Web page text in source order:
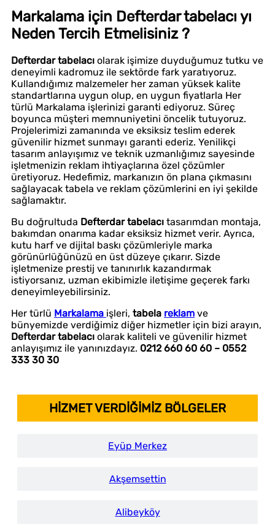
Markalama için Defterdar tabelacı yı
Neden Tercih Etmelisiniz ?
Defterdar tabelacı olarak işimize duyduğumuz tutku ve
deneyimli kadromuz ile sektörde fark yaratıyoruz.
Kullandığımız malzemeler her zaman yüksek kalite
standartlarına uygun olup, en uygun fiyatlarla Her
türlü Markalama işlerinizi garanti ediyoruz. Süreç
boyunca müşteri memnuniyetini öncelik tutuyoruz.
Projelerimizi zamanında ve eksiksiz teslim ederek
güvenilir hizmet sunmayı garanti ederiz. Yenilikçi
tasarım anlayışımız ve teknik uzmanlığımız sayesinde
işletmenizin reklam ihtiyaçlarına özel çözümler
üretiyoruz. Hedefimiz, markanızın ön plana çıkmasını
sağlayacak tabela ve reklam çözümlerini en iyi şekilde
sağlamaktır.
Bu doğrultuda Defterdar tabelacı tasarımdan montaja,
bakımdan onarıma kadar eksiksiz hizmet verir. Ayrıca,
kutu harf ve dijital baskı çözümleriyle marka
görünürlüğünüzü en üst düzeye çıkarır. Sizde
işletmenize prestij ve tanınırlık kazandırmak
istiyorsanız, uzman ekibimizle iletişime geçerek farkı
deneyimleyebilirsiniz.
Her türlü Markalama işleri, tabela reklam ve
bünyemizde verdiğimiz diğer hizmetler için bizi arayın,
Defterdar tabelacı olarak kaliteli ve güvenilir hizmet
anlayışımız ile yanınızdayız. 0212 660 60 60 – 0552
333 30 30
HİZMET VERDİĞİMİZ BÖLGELER
Eyüp Merkez
Akşemsettin
Alibeyköy